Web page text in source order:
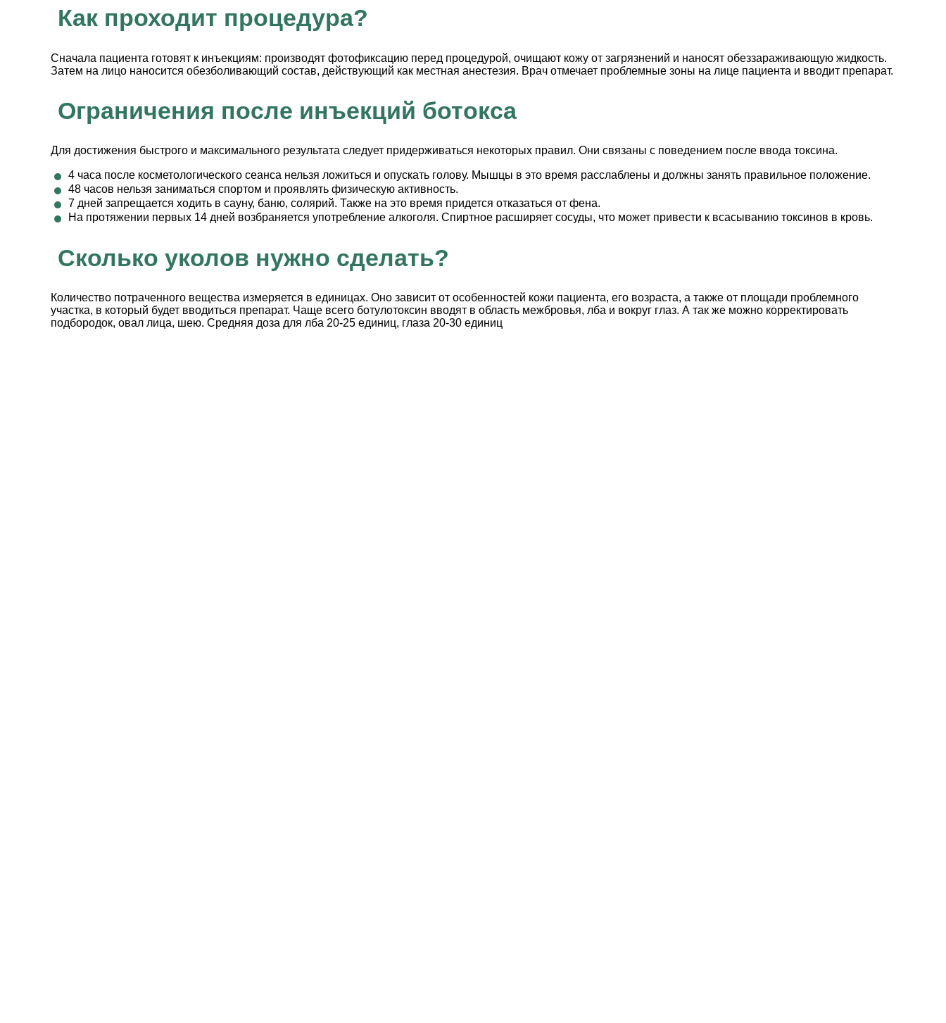
Как проходит процедура?
Сначала пациента готовят к инъекциям: производят фотофиксацию перед процедурой, очищают кожу от загрязнений и наносят обеззараживающую жидкость.
Затем на лицо наносится обезболивающий состав, действующий как местная анестезия. Врач отмечает проблемные зоны на лице пациента и вводит препарат.
Ограничения после инъекций ботокса
Для достижения быстрого и максимального результата следует придерживаться некоторых правил. Они связаны с поведением после ввода токсина.
4 часа после косметологического сеанса нельзя ложиться и опускать голову. Мышцы в это время расслаблены и должны занять правильное положение.
48 часов нельзя заниматься спортом и проявлять физическую активность.
7 дней запрещается ходить в сауну, баню, солярий. Также на это время придется отказаться от фена.
На протяжении первых 14 дней возбраняется употребление алкоголя. Спиртное расширяет сосуды, что может привести к всасыванию токсинов в кровь.
Сколько уколов нужно сделать?
Количество потраченного вещества измеряется в единицах. Оно зависит от особенностей кожи пациента, его возраста, а также от площади проблемного
участка, в который будет вводиться препарат. Чаще всего ботулотоксин вводят в область межбровья, лба и вокруг глаз. А так же можно корректировать
подбородок, овал лица, шею. Средняя доза для лба 20-25 единиц, глаза 20-30 единиц